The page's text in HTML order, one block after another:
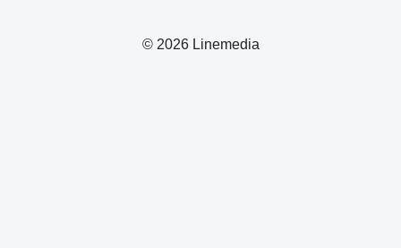
© 2026 Linemedia